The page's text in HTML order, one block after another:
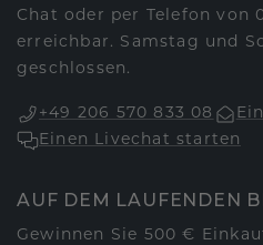
Chat oder per Telefon von
erreichbar. Samstag und
geschlossen.
+49 206 570 833 08
Einen Livechat starten
AUF DEM LAUFENDEN
Gewinnen Sie 500 €